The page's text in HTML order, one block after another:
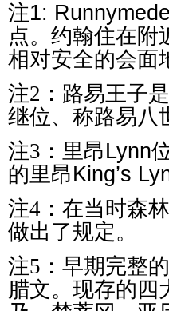
注1: Runnymede
点。约翰住在附
相对安全的会面
注2：路易王子
继位、称路易八
注3：里昂Lynn
的里昂King’s
注4：在当时森
做出了规定。
注5：早期完整的
腊文。现存的四